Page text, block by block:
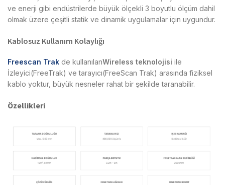
ve enerji gibi endüstrilerde büyük ölçekli 3 boyutlu ölçüm dahil
olmak üzere çeşitli statik ve dinamik uygulamalar için uygundur.
Kablosuz Kullanım Kolaylığı
Freescan Trak de kullanılanWireless teknolojisi ile
İzleyici(FreeTrak) ve tarayıcı(FreeScan Trak) arasında fiziksel
kablo yoktur, büyük nesneler rahat bir şekilde taranabilir.
Özellikleri